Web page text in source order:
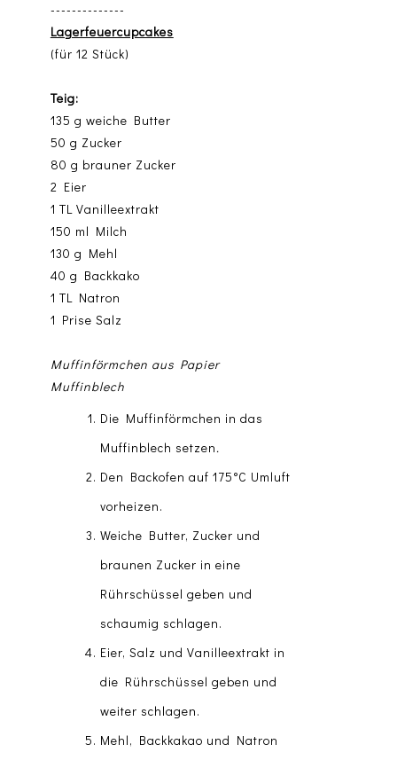
--------------
Lagerfeuercupcakes
(für 12 Stück)
Teig:
135 g weiche Butter
50 g Zucker
80 g brauner Zucker
2 Eier
1 TL Vanilleextrakt
150 ml Milch
130 g Mehl
40 g Backkako
1 TL Natron
1 Prise Salz
Muffinförmchen aus Papier
Muffinblech
Die Muffinförmchen in das
Muffinblech setzen.
Den Backofen auf 175°C Umluft
vorheizen.
Weiche Butter, Zucker und
braunen Zucker in eine
Rührschüssel geben und
schaumig schlagen.
Eier, Salz und Vanilleextrakt in
die Rührschüssel geben und
weiter schlagen.
Mehl, Backkakao und Natron